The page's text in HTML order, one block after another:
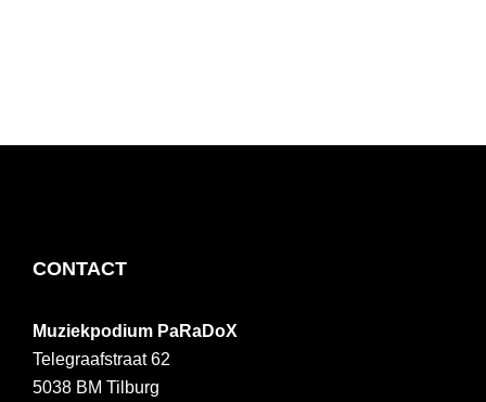
FOOTER
CONTACT
Muziekpodium PaRaDoX
Telegraafstraat 62
5038 BM Tilburg